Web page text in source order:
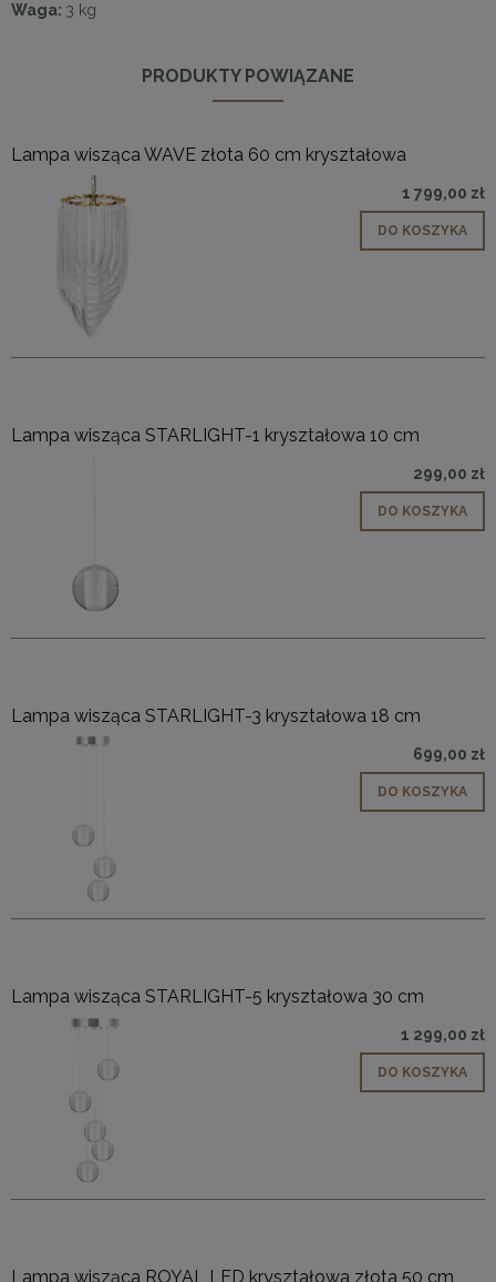
Waga: 3 kg
PRODUKTY POWIĄZANE
Lampa wisząca WAVE złota 60 cm kryształowa
1 799,00 zł
DO KOSZYKA
Lampa wisząca STARLIGHT-1 kryształowa 10 cm
299,00 zł
DO KOSZYKA
Lampa wisząca STARLIGHT-3 kryształowa 18 cm
699,00 zł
DO KOSZYKA
Lampa wisząca STARLIGHT-5 kryształowa 30 cm
1 299,00 zł
DO KOSZYKA
Lampa wisząca ROYAL LED kryształowa złota 50 cm